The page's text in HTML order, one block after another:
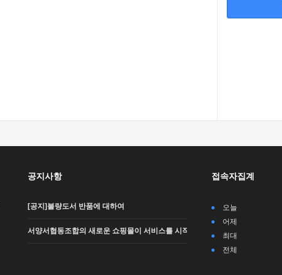
공지사항
[공지]불량도서 반품에 대하여
서양서협동조합의 새로운 쇼핑몰이 서비스를 시작합니다.
접속자집계
오늘
어제
최대
전체